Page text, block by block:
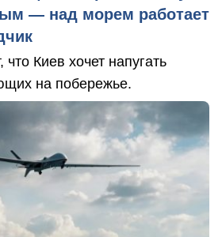
— над морем работает
Киев хочет напугать
на побережье.